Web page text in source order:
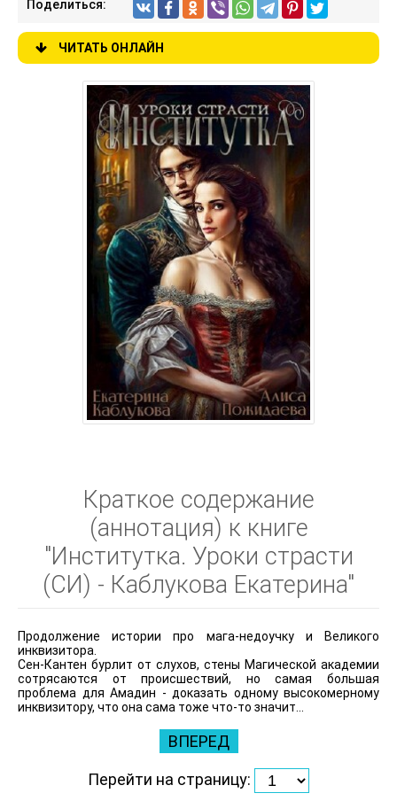
Поделиться:
ЧИТАТЬ ОНЛАЙН
Краткое содержание
(аннотация) к книге
"Институтка. Уроки страсти
(СИ) - Каблукова Екатерина"
Продолжение истории про мага-недоучку и Великого
инквизитора.
Сен-Кантен бурлит от слухов, стены Магической академии
сотрясаются от происшествий, но самая большая
проблема для Амадин - доказать одному высокомерному
инквизитору, что она сама тоже что-то значит...
ВПЕРЕД
Перейти на страницу: